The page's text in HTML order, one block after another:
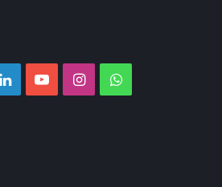
LinkedinYouTubeInstagramWhatsApp